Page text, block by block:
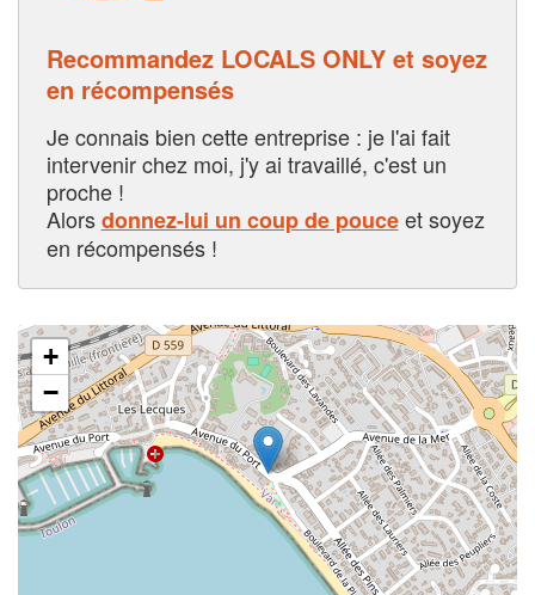
Recommandez LOCALS ONLY et soyez
en récompensés
Je connais bien cette entreprise : je l'ai fait
intervenir chez moi, j'y ai travaillé, c'est un
proche !
Alorsdonnez-lui un coup de pouceet soyez
en récompensés !
+
−